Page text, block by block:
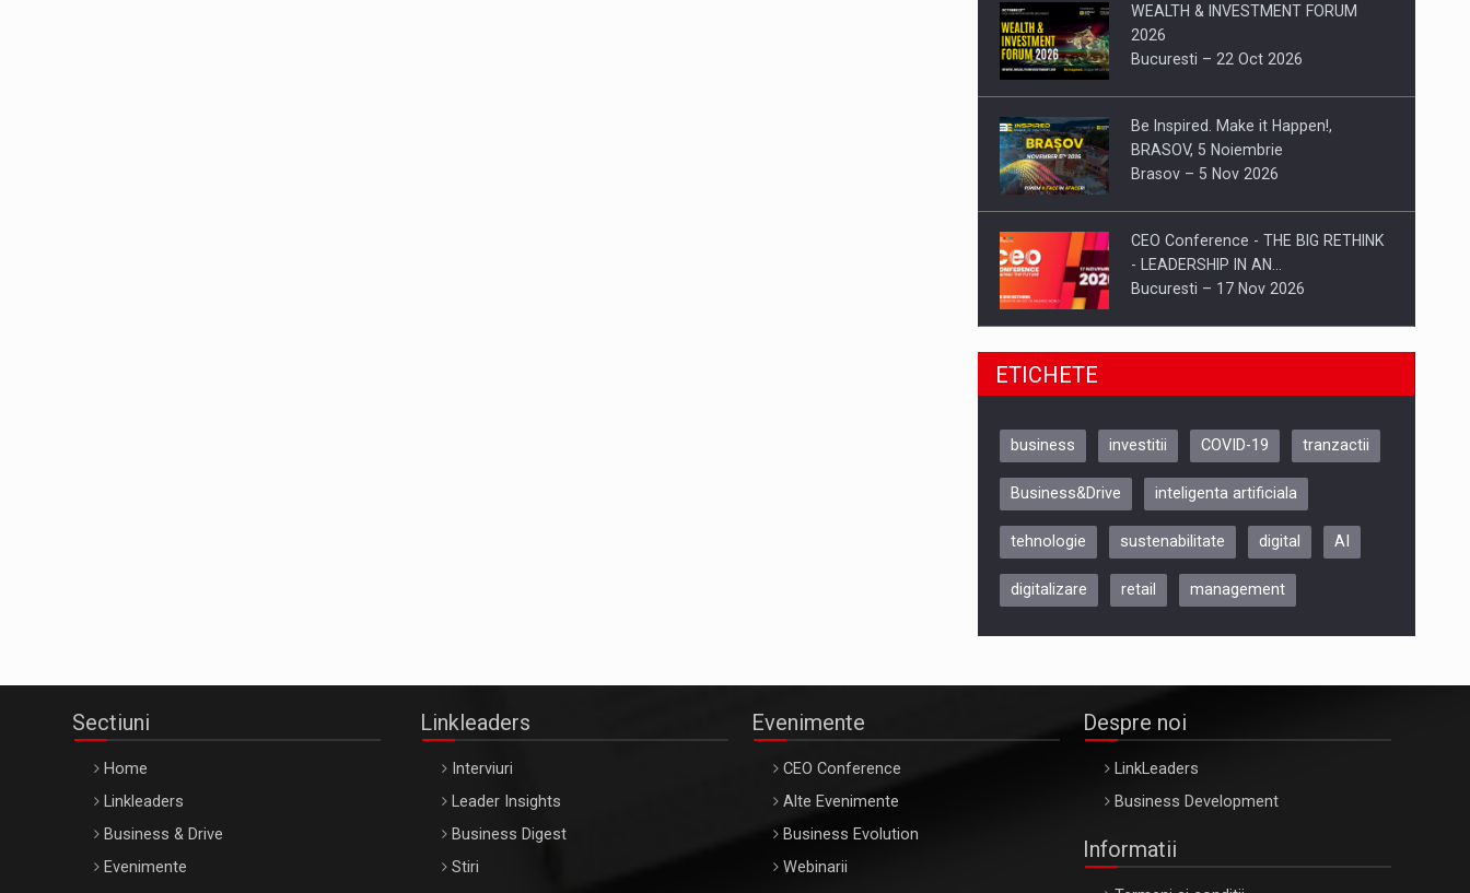
WEALTH & INVESTMENT FORUM
2026
Bucuresti – 22 Oct 2026
Be Inspired. Make it Happen!,
BRASOV, 5 Noiembrie
Brasov – 5 Nov 2026
CEO Conference - THE BIG RETHINK
- LEADERSHIP IN AN…
Bucuresti – 17 Nov 2026
Be Inspired. Make it Happen!, CLUJ, 9
ARTEMIS LETO, ORADEA, 8
Oradea – 8 Oct 2026
ETICHETE
business investitii COVID-19 tranzactii
Business&Drive inteligenta artificiala
tehnologie sustenabilitate digital AI
digitalizare retail management
Sectiuni
Home
Linkleaders
Business & Drive
Evenimente
Linkleaders
Interviuri
Leader Insights
Business Digest
Stiri
Evenimente
CEO Conference
Alte Evenimente
Business Evolution
Webinarii
Despre noi
LinkLeaders
Business Development
Informatii